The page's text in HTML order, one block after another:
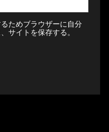
ためブラウザーに自分
サイトを保存する。